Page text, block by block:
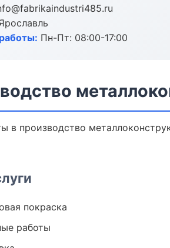
Пн-Пт: 08:00-17:00
в производство
покраска
работы